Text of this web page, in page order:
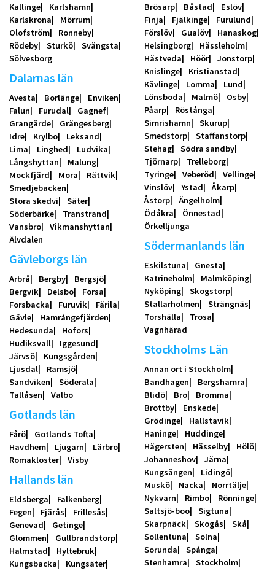
Kallinge
Karlshamn
Karlskrona
Mörrum
Olofström
Ronneby
Rödeby
Sturkö
Svängsta
Sölvesborg
Dalarnas län
Avesta Borlänge
Enviken
Falun
Furudal
Gagnef
Grangärde
Grängesberg
Idre
Krylbo
Leksand
Lima
Linghed
Ludvika
Långshyttan
Malung
Mockfjärd
Mora
Rättvik
Smedjebacken
Stora skedvi
Säter
Söderbärke
Transtrand
Vansbro
Vikmanshyttan
Älvdalen
Gävleborgs län
Arbrå Bergby
Bergsjö
Bergvik
Delsbo
Forsa
Forsbacka
Furuvik
Färila
Gävle
Hamrångefjärden
Hedesunda
Hofors
Hudiksvall
Iggesund
Järvsö
Kungsgården
Ljusdal
Ramsjö
Sandviken
Söderala
Tallåsen
Valbo
Gotlands län
Fårö
Gotlands Tofta
Havdhem
Ljugarn
Lärbro
Romakloster
Visby
Hallands län
Eldsberga
Falkenberg
Fegen
Fjärås
Frillesås
Genevad
Getinge
Glommen
Gullbrandstorp
Halmstad
Hyltebruk
Kungsbacka
Kungsäter
Brösarp
Båstad
Eslöv
Finja
Fjälkinge
Furulund
Förslöv
Gualöv
Hanaskog
Helsingborg
Hässleholm
Hästveda
Höör
Jonstorp
Knislinge
Kristianstad
Kävlinge
Lomma
Lund
Lönsboda
Malmö
Osby
Påarp
Röstånga
Simrishamn
Skurup
Smedstorp
Staffanstorp
Stehag
Södra sandby
Tjörnarp
Trelleborg
Tyringe
Veberöd
Vellinge
Vinslöv
Ystad
Åkarp
Åstorp
Ängelholm
Ödåkra
Önnestad
Örkelljunga
Södermanlands län
Eskilstuna
Gnesta
Katrineholm
Malmköping
Nyköping
Skogstorp
Stallarholmen
Strängnäs
Torshälla
Trosa
Vagnhärad
Stockholms Län
Annan ort i Stockholm
Bandhagen
Bergshamra
Blidö
Bro
Bromma
Brottby
Enskede
Grödinge
Hallstavik
Haninge
Huddinge
Hägersten
Hässelby
Hölö
Johanneshov
Järna
Kungsängen
Lidingö
Muskö
Nacka
Norrtälje
Nykvarn
Rimbo
Rönninge
Saltsjö-boo
Sigtuna
Skarpnäck
Skogås
Skå
Sollentuna
Solna
Sorunda
Spånga
Stenhamra
Stockholm